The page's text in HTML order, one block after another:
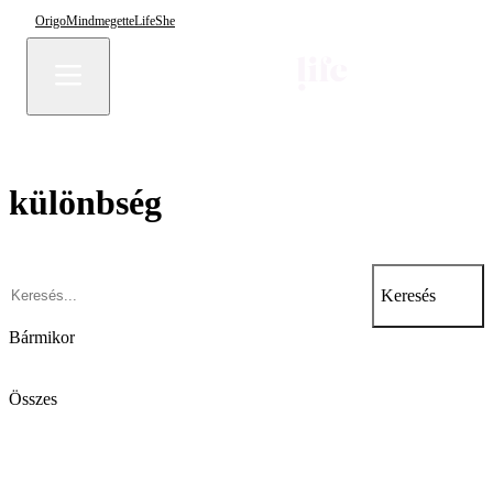
OrigoMindmegetteLifeShe
különbség
Keresés
Bármikor
Összes